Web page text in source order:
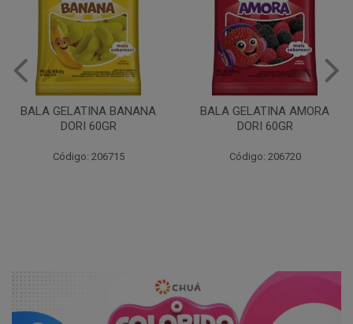
BALA GELATINA BANANA
DORI 60GR
Código: 206715
BALA GELATINA AMORA
DORI 60GR
Código: 206720